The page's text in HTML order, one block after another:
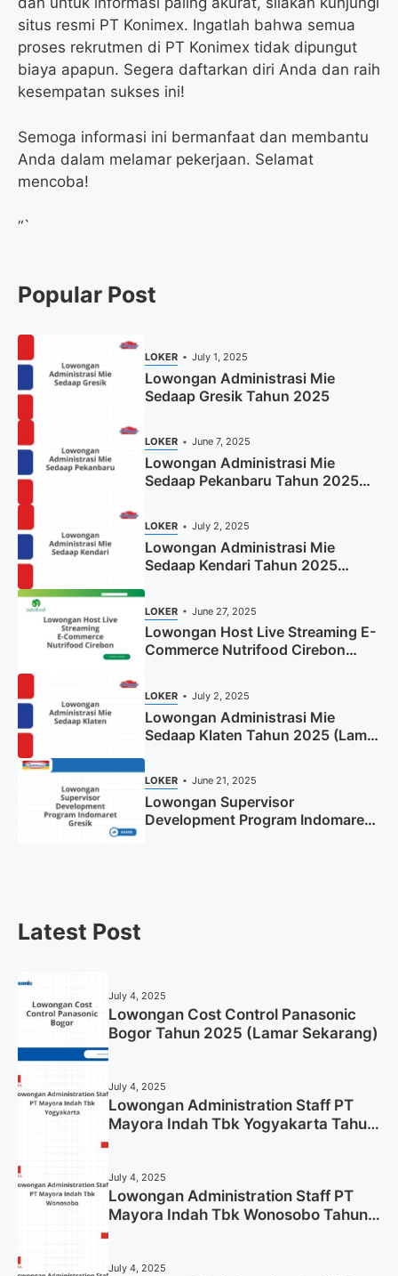
situs resmi PT Konimex. Ingatlah bahwa semua
proses rekrutmen di PT Konimex tidak dipungut
biaya apapun. Segera daftarkan diri Anda dan raih
kesempatan sukses ini!
Semoga informasi ini bermanfaat dan membantu
Anda dalam melamar pekerjaan. Selamat
mencoba!
“`
Popular Post
LOKER July 1, 2025
Lowongan Administrasi Mie
Sedaap Gresik Tahun 2025
LOKER June 7, 2025
Lowongan Administrasi Mie
Sedaap Pekanbaru Tahun 2025
LOKER July 2, 2025
Lowongan Administrasi Mie
Sedaap Kendari Tahun 2025
LOKER June 27, 2025
Lowongan Host Live Streaming E-
Commerce Nutrifood Cirebon
LOKER July 2, 2025
Lowongan Administrasi Mie
Sedaap Klaten Tahun 2025 (Lamar
LOKER June 21, 2025
Lowongan Supervisor
Development Program Indomaret
Latest Post
July 4, 2025
Lowongan Cost Control Panasonic
Bogor Tahun 2025 (Lamar Sekarang)
July 4, 2025
Lowongan Administration Staff PT
Mayora Indah Tbk Yogyakarta Tahun
July 4, 2025
Lowongan Administration Staff PT
Mayora Indah Tbk Wonosobo Tahun
July 4, 2025